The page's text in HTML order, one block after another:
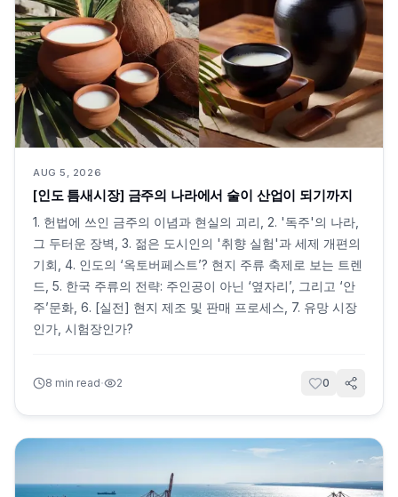
AUG 5, 2026
[인도 틈새시장] 금주의 나라에서 술이 산업이 되기까지
1. 헌법에 쓰인 금주의 이념과 현실의 괴리, 2. '독주'의 나라,
그 두터운 장벽, 3. 젊은 도시인의 '취향 실험'과 세제 개편의
기회, 4. 인도의 ‘옥토버페스트’? 현지 주류 축제로 보는 트렌
드, 5. 한국 주류의 전략: 주인공이 아닌 ‘옆자리’, 그리고 ‘안
주’문화, 6. [실전] 현지 제조 및 판매 프로세스, 7. 유망 시장
인가, 시험장인가?
8 min read· 2 0